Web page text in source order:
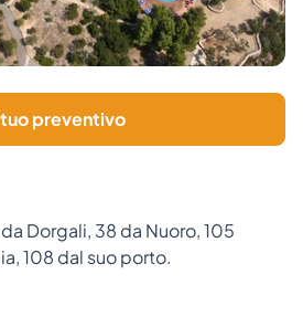
tuo preventivo
Dorgali, 38 da Nuoro, 105
108 dal suo porto.